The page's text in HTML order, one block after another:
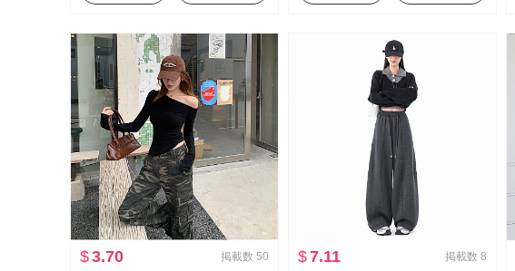
$3.70 掲載数 50
$7.11 掲載数 8